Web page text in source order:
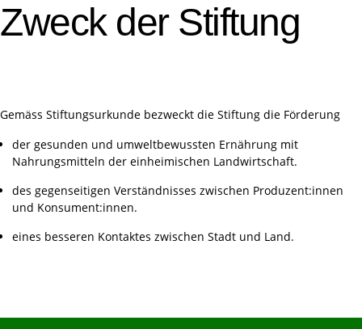
Zweck der Stiftung
Gemäss Stiftungsurkunde bezweckt die Stiftung die Förderung
der gesunden und umweltbewussten Ernährung mit
Nahrungsmitteln der einheimischen Landwirtschaft.
des gegenseitigen Verständnisses zwischen Produzent:innen
und Konsument:innen.
eines besseren Kontaktes zwischen Stadt und Land.